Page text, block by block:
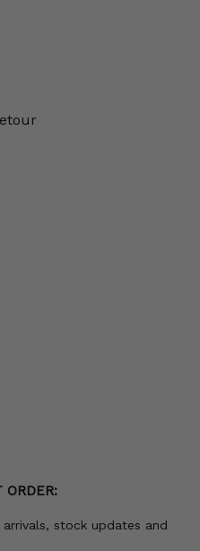
ORDER:
stock updates and